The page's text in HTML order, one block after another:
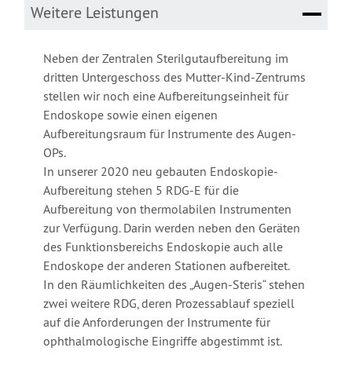
Weitere Leistungen
Neben der Zentralen Sterilgutaufbereitung im
dritten Untergeschoss des Mutter-Kind-Zentrums
stellen wir noch eine Aufbereitungseinheit für
Endoskope sowie einen eigenen
Aufbereitungsraum für Instrumente des Augen-
OPs.
In unserer 2020 neu gebauten Endoskopie-
Aufbereitung stehen 5 RDG-E für die
Aufbereitung von thermolabilen Instrumenten
zur Verfügung. Darin werden neben den Geräten
des Funktionsbereichs Endoskopie auch alle
Endoskope der anderen Stationen aufbereitet.
In den Räumlichkeiten des „Augen-Steris“ stehen
zwei weitere RDG, deren Prozessablauf speziell
auf die Anforderungen der Instrumente für
ophthalmologische Eingriffe abgestimmt ist.